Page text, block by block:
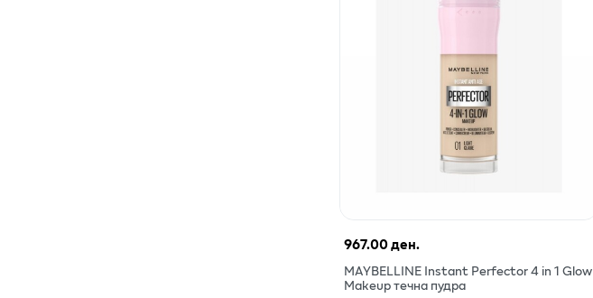
967.00 ден.
MAYBELLINE Instant Perfector 4 in 1 Glow
Makeup течна пудра